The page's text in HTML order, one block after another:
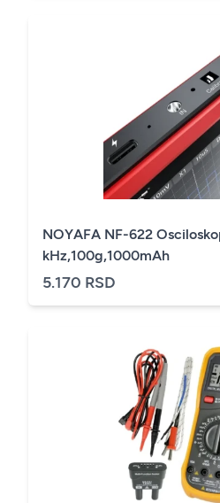
NOYAFA NF-622
kHz,100g,1000mAh
5.170 RSD